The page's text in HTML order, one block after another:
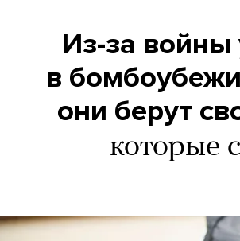
Из-за
в
они берут
которые